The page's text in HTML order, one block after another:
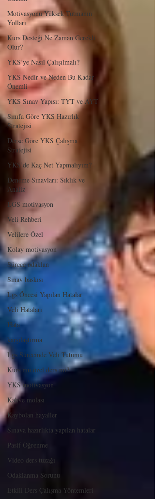
Motivasyonu Yüksek Tutmanın
Yolları
Kurs Desteği Ne Zaman Gerekli
Olur?
YKS’ye Nasıl Çalışılmalı?
YKS Nedir ve Neden Bu Kadar
Önemli
YKS Sınav Yapısı: TYT ve AYT
Sınıfa Göre YKS Hazırlık
Stratejisi
Derse Göre YKS Çalışma
Stratejisi
YKS’de Kaç Net Yapmalıyım?
Deneme Sınavları: Sıklık ve
Analiz
LGS motivasyon
Veli Rehberi
Velilere Özel
Kolay motivasyon
Sürece odaklan
Sınav baskısı
Lgs Öncesi Yapılan Hatalar
Veli Hataları
Hata
karşılaştırma
Lgs Sürecinde Veli Tutumu
Kurs mu özel ders mi?
YKS motivasyon
Kahve molası
Kaybolan hayaller
Sınava hazırlıkta yapılan hatalar
Pasif Öğrenme
Video ders tuzağı
Odaklanma Sorunu
Etkili Ders Çalışma Yöntemleri